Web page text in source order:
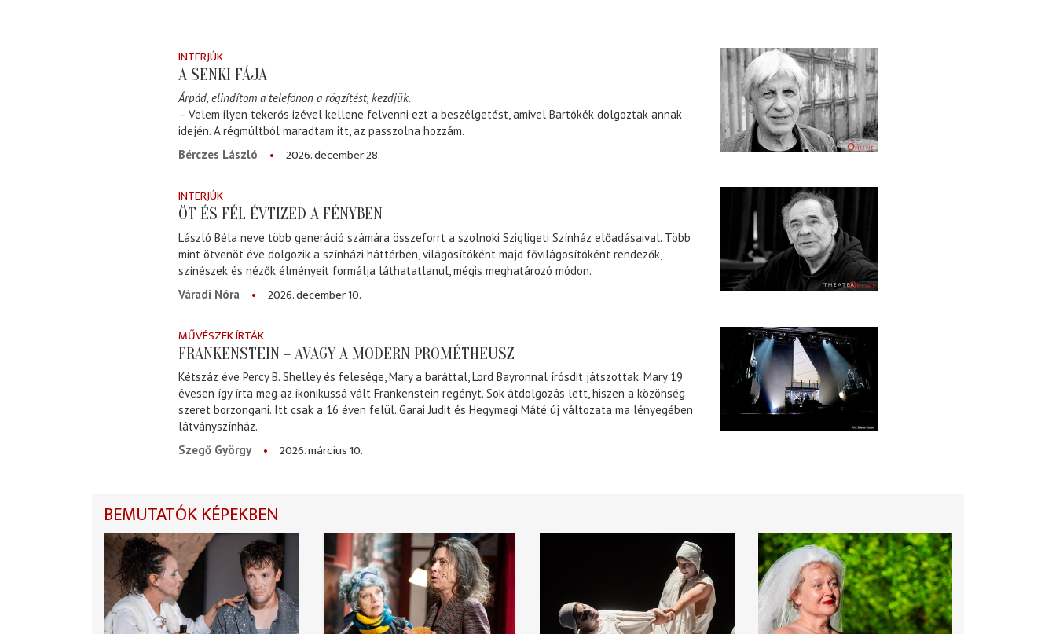
INTERJÚK
A SENKI FÁJA
Árpád, elindítom a telefonon a rögzítést, kezdjük.
– Velem ilyen tekerős izével kellene felvenni ezt a beszélgetést, amivel Bartókék dolgoztak annak
idején. A régmúltból maradtam itt, az passzolna hozzám.
Bérczes László
2026. december 28.
INTERJÚK
ÖT ÉS FÉL ÉVTIZED A FÉNYBEN
László Béla neve több generáció számára összeforrt a szolnoki Szigligeti Színház előadásaival. Több
mint ötvenöt éve dolgozik a színházi háttérben, világosítóként majd fővilágosítóként rendezők,
színészek és nézők élményeit formálja láthatatlanul, mégis meghatározó módon.
Váradi Nóra
2026. december 10.
MŰVÉSZEK ÍRTÁK
FRANKENSTEIN – AVAGY A MODERN PROMÉTHEUSZ
Kétszáz éve Percy B. Shelley és felesége, Mary a baráttal, Lord Bayronnal írósdit játszottak. Mary 19
évesen így írta meg az ikonikussá vált Frankenstein regényt. Sok átdolgozás lett, hiszen a közönség
szeret borzongani. Itt csak a 16 éven felül. Garai Judit és Hegymegi Máté új változata ma lényegében
látványszínház.
Szegő György
2026. március 10.
BEMUTATÓK KÉPEKBEN